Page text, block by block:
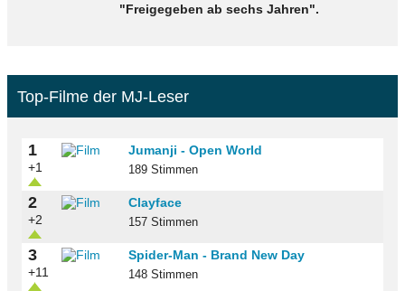
"Freigegeben ab sechs Jahren".
Top-Filme der MJ-Leser
1
+1
Jumanji - Open World
189 Stimmen
2
+2
Clayface
157 Stimmen
3
+11
Spider-Man - Brand New Day
148 Stimmen